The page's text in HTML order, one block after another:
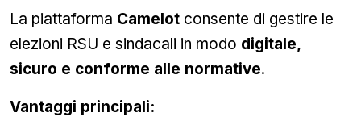
La piattaforma Camelot consente di gestire le
elezioni RSU e sindacali in modo digitale,
sicuro e conforme alle normative.
Vantaggi principali: